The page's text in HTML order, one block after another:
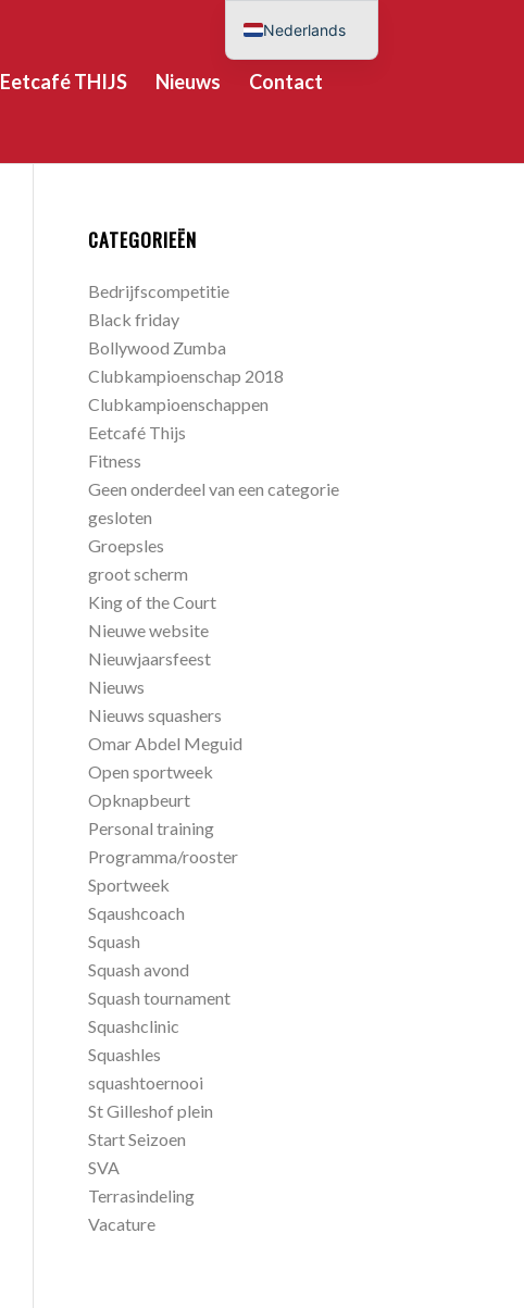
Eetcafé THIJS Nieuws Contact
CATEGORIEËN
Bedrijfscompetitie
Black friday
Bollywood Zumba
Clubkampioenschap 2018
Clubkampioenschappen
Eetcafé Thijs
Fitness
Geen onderdeel van een categorie
gesloten
Groepsles
groot scherm
King of the Court
Nieuwe website
Nieuwjaarsfeest
Nieuws
Nieuws squashers
Omar Abdel Meguid
Open sportweek
Opknapbeurt
Personal training
Programma/rooster
Sportweek
Sqaushcoach
Squash
Squash avond
Squash tournament
Squashclinic
Squashles
squashtoernooi
St Gilleshof plein
Start Seizoen
SVA
Terrasindeling
Vacature
Nederlands
English (UK)